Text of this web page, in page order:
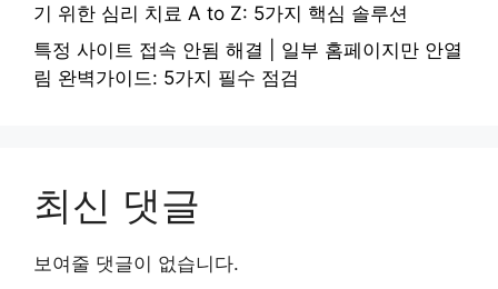
기 위한 심리 치료 A to Z: 5가지 핵심 솔루션
특정 사이트 접속 안됨 해결 | 일부 홈페이지만 안열
림 완벽가이드: 5가지 필수 점검
최신 댓글
보여줄 댓글이 없습니다.